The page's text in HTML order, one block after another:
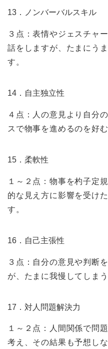
13．ノンバーバルスキル
３点：表情やジェスチャ
話をしますが、たまにう
す。
14．自主独立性
４点：人の意見より自分
スで物事を進めるのを好
15．柔軟性
１～２点：物事を杓子定
的な見え方に影響を受け
す。
16．自己主張性
３点：自分の意見や判断
が、たまに我慢してしま
17．対人問題解決力
１～２点：人間関係で問
考え、その結果も予想し